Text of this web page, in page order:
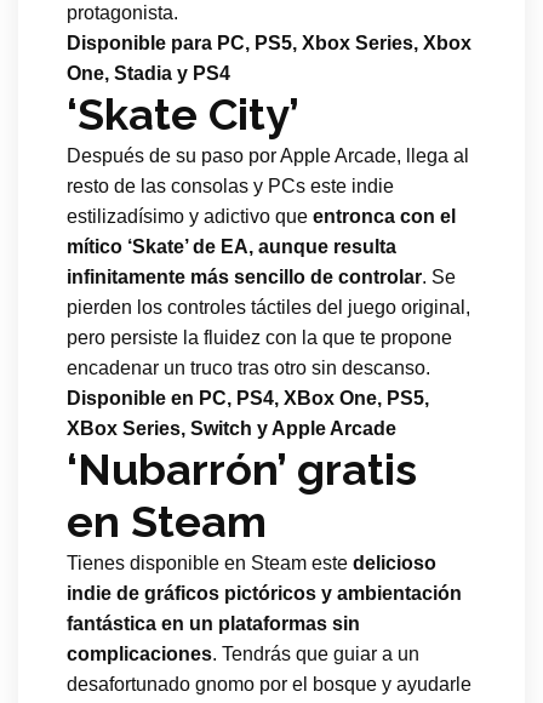
protagonista.
Disponible para PC, PS5, Xbox Series, Xbox
One, Stadia y PS4
‘Skate City’
Después de su paso por Apple Arcade, llega al
resto de las consolas y PCs este indie
estilizadísimo y adictivo que entronca con el
mítico ‘Skate’ de EA, aunque resulta
infinitamente más sencillo de controlar. Se
pierden los controles táctiles del juego original,
pero persiste la fluidez con la que te propone
encadenar un truco tras otro sin descanso.
Disponible en PC, PS4, XBox One, PS5,
XBox Series, Switch y Apple Arcade
‘Nubarrón’ gratis
en Steam
Tienes disponible en Steam este delicioso
indie de gráficos pictóricos y ambientación
fantástica en un plataformas sin
complicaciones. Tendrás que guiar a un
desafortunado gnomo por el bosque y ayudarle